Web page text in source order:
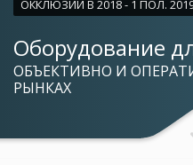
ОККЛЮЗИИ В 2018 - 1 ПОЛ. 2019
Оборудование
ОБЪЕКТИВНО И
РЫНКАХ